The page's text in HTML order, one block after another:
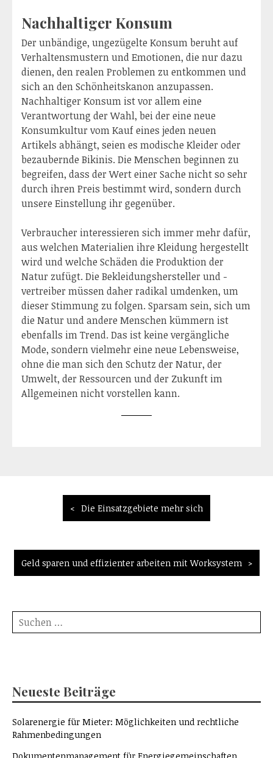
Nachhaltiger Konsum
Der unbändige, ungezügelte Konsum beruht auf
Verhaltensmustern und Emotionen, die nur dazu
dienen, den realen Problemen zu entkommen und
sich an den Schönheitskanon anzupassen.
Nachhaltiger Konsum ist vor allem eine
Verantwortung der Wahl, bei der eine neue
Konsumkultur vom Kauf eines jeden neuen
Artikels abhängt, seien es modische Kleider oder
bezaubernde Bikinis. Die Menschen beginnen zu
begreifen, dass der Wert einer Sache nicht so sehr
durch ihren Preis bestimmt wird, sondern durch
unsere Einstellung ihr gegenüber.
Verbraucher interessieren sich immer mehr dafür,
aus welchen Materialien ihre Kleidung hergestellt
wird und welche Schäden die Produktion der
Natur zufügt. Die Bekleidungshersteller und -
vertreiber müssen daher radikal umdenken, um
dieser Stimmung zu folgen. Sparsam sein, sich um
die Natur und andere Menschen kümmern ist
ebenfalls im Trend. Das ist keine vergängliche
Mode, sondern vielmehr eine neue Lebensweise,
ohne die man sich den Schutz der Natur, der
Umwelt, der Ressourcen und der Zukunft im
Allgemeinen nicht vorstellen kann.
BeitragsnavigationDie Einsatzgebiete mehr sich
Geld sparen und effizienter arbeiten mit Worksystem
Suche
nach:
Neueste Beiträge
Solarenergie für Mieter: Möglichkeiten und rechtliche
Rahmenbedingungen
Dokumentenmanagement für Energiegemeinschaften